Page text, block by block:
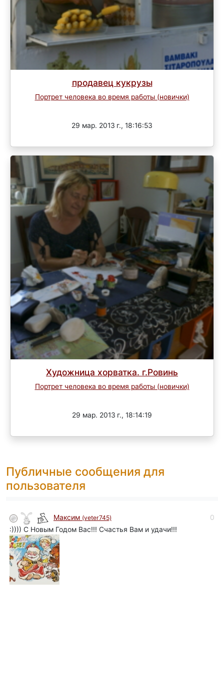
продавец кукрузы
Портрет человека во время работы (новички)
29 мар. 2013 г., 18:16:53
Художница хорватка. г.Ровинь
Портрет человека во время работы (новички)
29 мар. 2013 г., 18:14:19
Публичные сообщения для
пользователя
Максим (veter745)
0
:)))) С Новым Годом Вас!!! Счастья Вам и удачи!!!